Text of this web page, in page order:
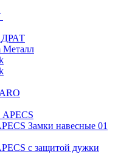
Металл
Замки навесные 01
с защитой дужки